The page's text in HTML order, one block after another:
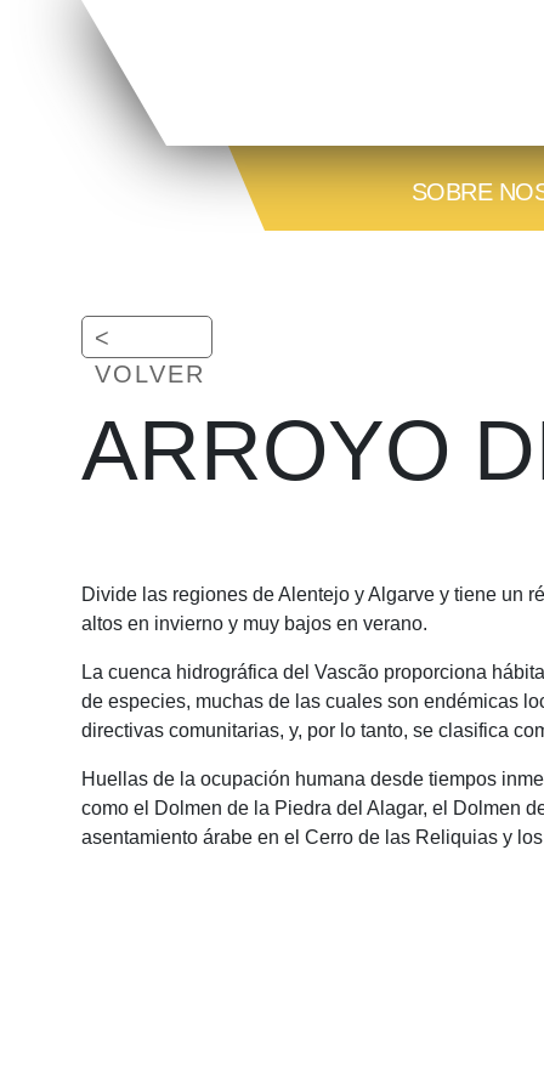
SOBRE
<
VOLVER
ARROYO
Divide las regiones de Alentejo y Algarve y tiene un
altos en invierno y muy bajos en verano.
La cuenca hidrográfica del Vascão proporciona
de especies, muchas de las cuales son endémicas
directivas comunitarias, y, por lo tanto, se clasifica
Huellas de la ocupación humana desde tiempos
como el Dolmen de la Piedra del Alagar, el Dolmen
asentamiento árabe en el Cerro de las Reliquias y